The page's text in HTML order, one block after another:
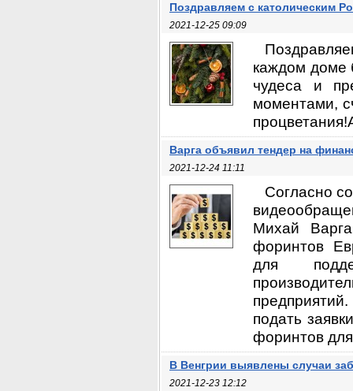
Поздравляем с католическим
2021-12-25 09:09
каждом доме
чудеса и
моментами,
Варга объявил тендер на
2021-12-24 11:11
Согласно
Михай
форинтов
для
подать
форинтов
В Венгрии выявлены случаи
2021-12-23 12:12